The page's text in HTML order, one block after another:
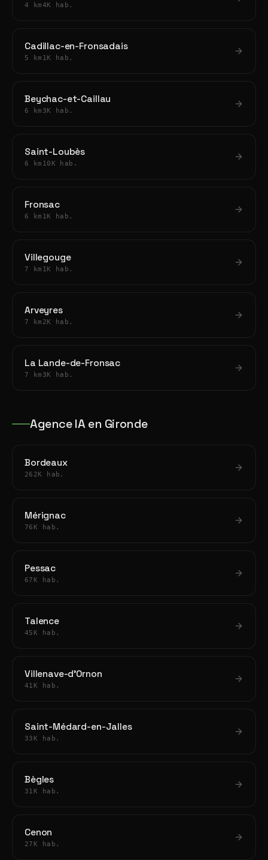
4 km4K hab.
Cadillac-en-Fronsadais
5 km 1K hab.
Beychac-et-Caillau
6 km 3K hab.
Saint-Loubès
6 km 10K hab.
Fronsac
6 km 1K hab.
Villegouge
7 km 1K hab.
Arveyres
7 km 2K hab.
La Lande-de-Fronsac
7 km 3K hab.
Agence IA en Gironde
Bordeaux
262K hab.
Mérignac
76K hab.
Pessac
67K hab.
Talence
45K hab.
Villenave-d'Ornon
41K hab.
Saint-Médard-en-Jalles
33K hab.
Bègles
31K hab.
Cenon
27K hab.